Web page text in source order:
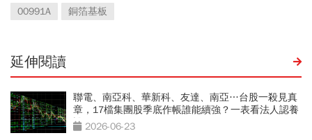
00991A
銅箔基板
延伸閱讀
聯電、南亞科、華新科、友達、南亞…台股一殺見真
章，17檔集團股季底作帳誰能續強？一表看法人認養
誰 2026-06-23